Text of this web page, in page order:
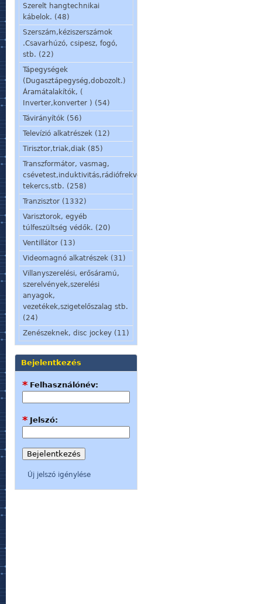
Szerelt hangtechnikai
kábelok. (48)
Szerszám,kéziszerszámok
.Csavarhúzó, csipesz, fogó,
stb. (22)
Tápegységek
(Dugasztápegység,dobozolt.)
Áramátalakítók, (
Inverter,konverter ) (54)
Távirányítók (56)
Televízió alkatrészek (12)
Tirisztor,triak,diak (85)
Transzformátor, vasmag,
csévetest,induktivitás,rádiófrekvenciás
tekercs,stb. (258)
Tranzisztor (1332)
Varisztorok, egyéb
túlfeszültség védők. (20)
Ventillátor (13)
Videomagnó alkatrészek (31)
Villanyszerelési, erősáramú,
szerelvények,szerelési
anyagok,
vezetékek,szigetelőszalag stb.
(24)
Zenészeknek, disc jockey (11)
Bejelentkezés
Felhasználónév:
*
Jelszó:
*
Új jelszó igénylése